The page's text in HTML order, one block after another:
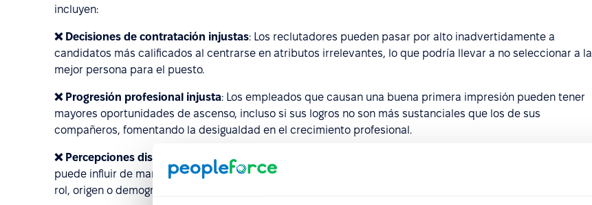
incluyen:
❌ Decisiones de contratación injustas: Los reclutadores pueden pasar por alto inadvertidamente a
candidatos más calificados al centrarse en atributos irrelevantes, lo que podría llevar a no seleccionar a la
mejor persona para el puesto.
❌ Progresión profesional injusta: Los empleados que causan una buena primera impresión pueden tener
mayores oportunidades de ascenso, incluso si sus logros no son más sustanciales que los de sus
compañeros, fomentando la desigualdad en el crecimiento profesional.
❌ Percepciones distorsionadas del grupo
puede influir de manera injusta en las percepciones de un grupo entero, como aquellos que comparten un
rol, origen o demografía específicos, lo que conduce a estereotipos y sesgos.